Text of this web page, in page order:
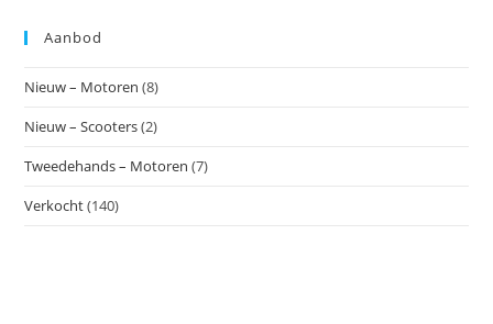
Aanbod
Nieuw – Motoren (8)
Nieuw – Scooters(2)
Tweedehands – Motoren (7)
Verkocht(140)